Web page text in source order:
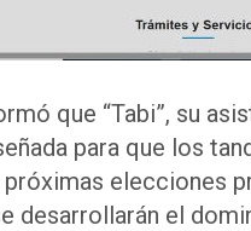
que “Tabi”, su
para que los
elecciones
desarrollarán el